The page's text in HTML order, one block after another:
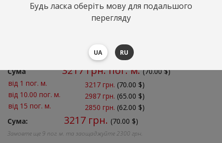
Артикул: 05866
Сума
3217грн. пог. м.(70.00$)
від 1 пог. м.
3217 грн. (70.00 $)
від 10.00 пог. м.
2987 грн. (65.00 $)
від 15 пог. м.
2850 грн. (62.00 $)
Сума:
3217 грн. (70.00 $)
Замовте ще 9 пог. м. та заощаджуйте2300 грн.
Будь ласка оберіть мову для подальшого
перегляду
UA RU